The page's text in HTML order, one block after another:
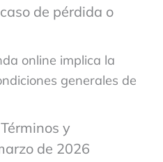
de pérdida o
online implica la
generales de
y
de 2026